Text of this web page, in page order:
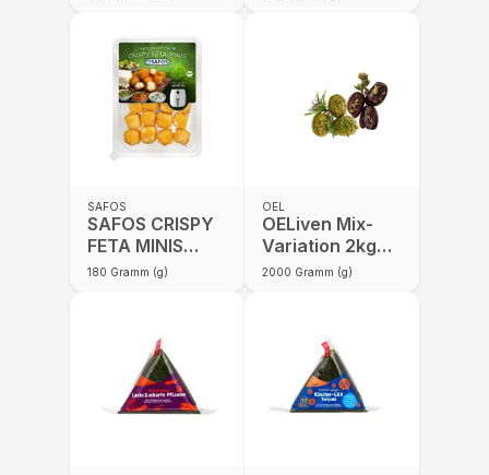
SAFOS
SAFOS CRISPY
FETA MINIS
180G
180 Gramm (g)
OEL
OELiven Mix-
Variation 2kg
Vakuum -
2000 Gramm (g)